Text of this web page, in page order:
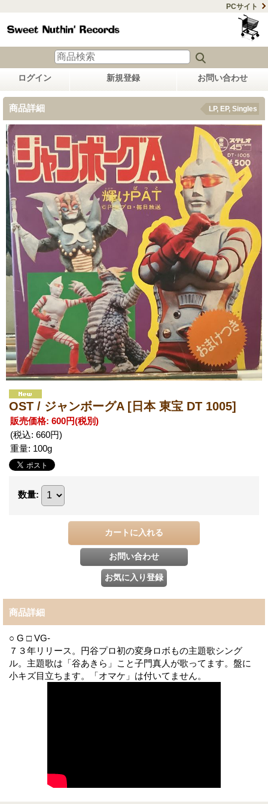
PCサイト
ログイン 新規登録 お問い合わせ
商品詳細 LP, EP, Singles
OST / ジャンボーグA [日本 東宝 DT 1005]
販売価格: 600円(税別)
(税込: 660円)
重量: 100g
数量:
商品詳細
○ G □ VG-
７３年リリース。円谷プロ初の変身ロボもの主題歌シング
ル。主題歌は「谷あきら」こと子門真人が歌ってます。盤に
小キズ目立ちます。「オマケ」は付いてません。